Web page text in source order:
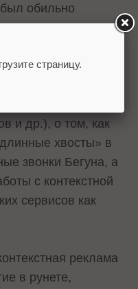
обильно
советами,
вопросами о том,
и др.), о том, как
хвосты» в
звонки Бегуна, а
с контекстной
сервисов как
реклама
в рунете,
страницу.